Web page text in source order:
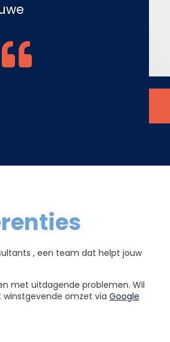
, een team dat helpt jouw
met uitdagende problemen. Wil
winstgevende omzet via Google